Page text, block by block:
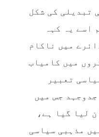
تبدیلی کی شکل
اسے یہ کہہ
میں ناکام
میں کامیاب
تعبیر
جس میں
لیا گیا ہے،
مذہبی سیاسی